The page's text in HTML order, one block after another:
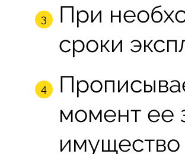
При
сроки
момент ее